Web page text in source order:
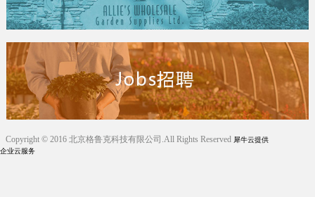
Copyright © 2016 北京格鲁克科技有限公司.All Rights Reserved 犀牛云提供
企业云服务